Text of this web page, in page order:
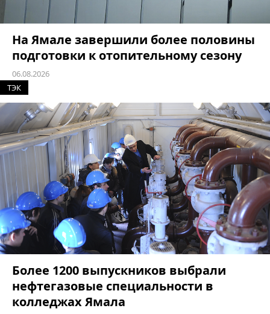
На Ямале завершили более половины
подготовки к отопительному сезону
06.08.2026
ТЭК
Более 1200 выпускников выбрали
нефтегазовые специальности в
колледжах Ямала